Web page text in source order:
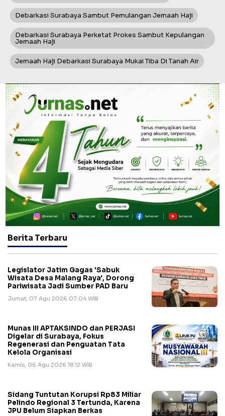
Debarkasi Surabaya Sambut Pemulangan Jemaah Haji
Debarkasi Surabaya Perketat Prokes Sambut Kepulangan
Jemaah Haji
Jemaah Haji Debarkasi Surabaya Mukai Tiba Di Tanah Air
Berita Terbaru
Legislator Jatim Gagas 'Sabuk
Wisata Desa Malang Raya', Dorong
Pariwisata Jadi Sumber PAD Baru
Jumat, 07 Agu 2026 07:04 WIB
Munas III APTAKSINDO dan PERJASI
Digelar di Surabaya, Fokus
Regenerasi dan Penguatan Tata
Kelola Organisasi
Kamis, 06 Agu 2026 18:12 WIB
Sidang Tuntutan Korupsi Rp83 Miliar
Pelindo Regional 3 Tertunda, Karena
JPU Belum Siapkan Berkas